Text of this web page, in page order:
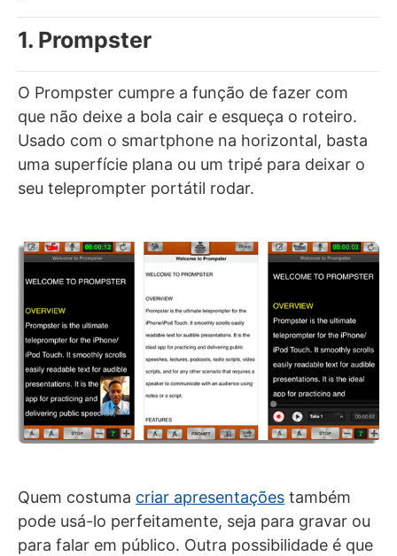
1. Prompster
O Prompster cumpre a função de fazer com
que não deixe a bola cair e esqueça o roteiro.
Usado com o smartphone na horizontal, basta
uma superfície plana ou um tripé para deixar o
seu teleprompter portátil rodar.
Quem costuma criar apresentações também
pode usá-lo perfeitamente, seja para gravar ou
para falar em público. Outra possibilidade é que